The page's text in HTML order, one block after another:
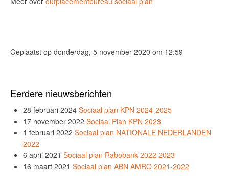
Geplaatst op donderdag, 5 november 2020 om 12:59
Eerdere nieuwsberichten
28 februari 2024 Sociaal plan KPN 2024-2025
17 november 2022 Sociaal Plan KPN 2023
1 februari 2022 Sociaal plan NATIONALE NEDERLANDEN
2022
6 april 2021 Sociaal plan Rabobank 2022 2023
16 maart 2021 Sociaal plan ABN AMRO 2021-2022